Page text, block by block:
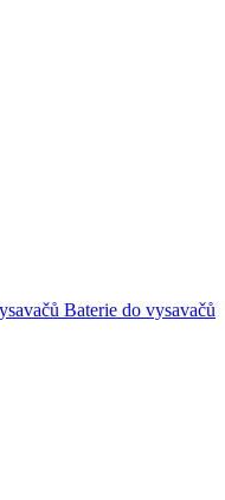
Baterie do vysavačů